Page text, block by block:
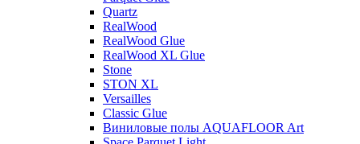
Quartz
RealWood
RealWood Glue
RealWood XL Glue
Stone
STON XL
Versailles
Classic Glue
Виниловые полы AQUAFLOOR Art